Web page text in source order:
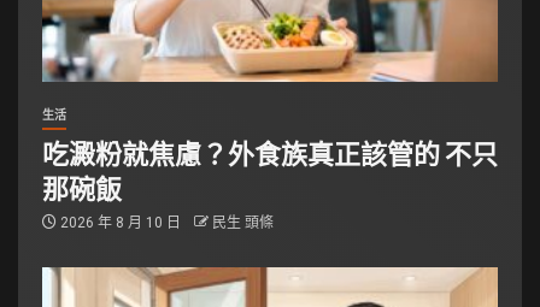
生活
吃澱粉就焦慮？外食族真正該管的 不只
那碗飯
2026 年 8 月 10 日 民生 頭條